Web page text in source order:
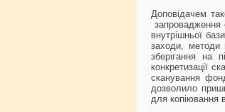
Доповідачем
запровадження
внутрішньої
заходи, методи
зберігання на
конкретизації
сканування
дозволило
для копіювання